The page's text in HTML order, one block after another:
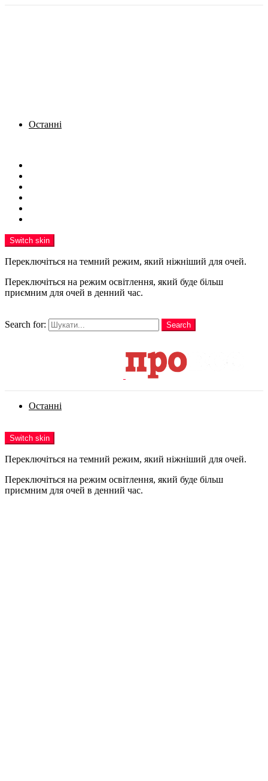
Останні
Switch skin
Переключіться на темний режим, який ніжніший для очей.
Переключіться на режим освітлення, який буде більш
приємним для очей в денний час.
Search for:
Search
Останні
Switch skin
Переключіться на темний режим, який ніжніший для очей.
Переключіться на режим освітлення, який буде більш
приємним для очей в денний час.